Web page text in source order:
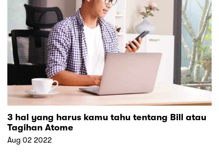
3 hal yang harus kamu tahu tentang Bill atau
Tagihan Atome
Aug 02 2022